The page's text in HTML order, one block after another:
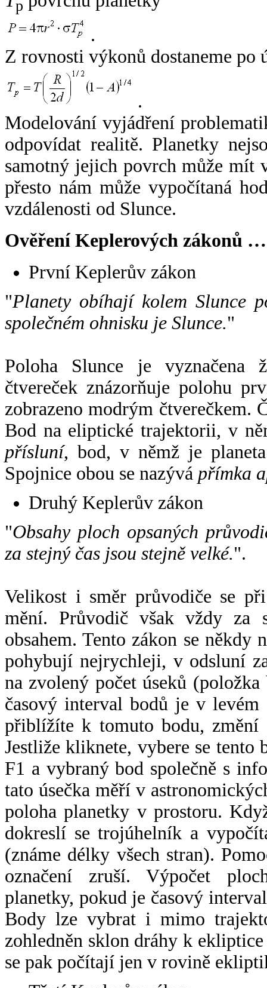
p
.
Z rovnosti výkonů dostaneme po
.
Modelování vyjádření
odpovídat realitě. Planetky
samotný jejich povrch může mít
přesto nám může vypočítaná
vzdálenosti od Slunce.
Ověření Keplerových zákonů …
První Keplerův zákon
"Planety obíhají kolem Slunce
společném ohnisku je Slunce."
Poloha Slunce je vyznačena
čtvereček znázorňuje polohu
zobrazeno modrým čtverečkem.
Bod na eliptické trajektorii, v
přísluní, bod, v němž je
Spojnice obou se nazývá přímka
Druhý Keplerův zákon
"Obsahy ploch opsaných
za stejný čas jsou stejně velké.".
Velikost i směr průvodiče se
mění. Průvodič však vždy za
obsahem. Tento zákon se někdy
pohybují nejrychleji, v odsluní
na zvolený počet úseků
časový interval bodů je v
přiblížíte k tomuto bodu,
Jestliže kliknete, vybere se tento
F1 a vybraný bod společně s
tato úsečka měří v
poloha planetky v prostoru.
dokreslí se trojúhelník a
(známe délky všech stran).
označení zruší. Výpočet
planetky, pokud je časový
Body lze vybrat i mimo
zohledněn sklon dráhy k
se pak počítají jen v rovině